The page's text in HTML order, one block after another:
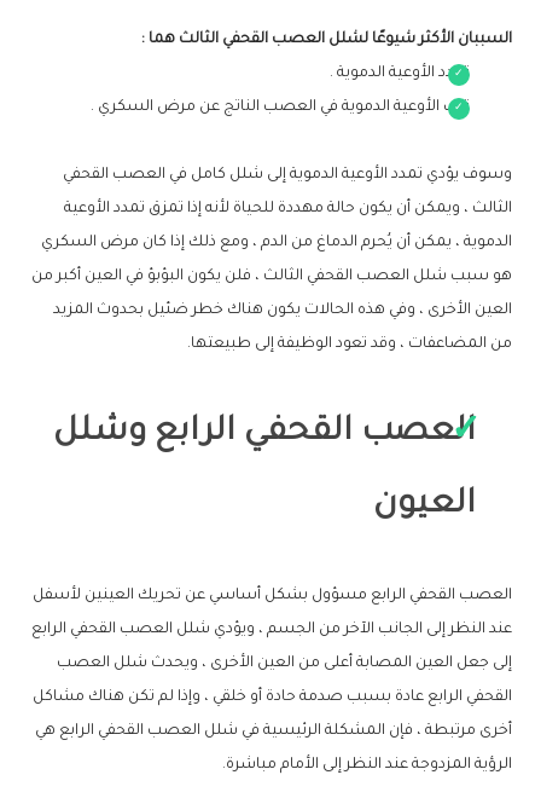
السببان الأكثر شيوعًا لشلل العصب القحفي الثالث هما :
تمدد الأوعية الدموية .
تلف الأوعية الدموية في العصب الناتج عن مرض السكري .
وسوف يؤدي تمدد الأوعية الدموية إلى شلل كامل في العصب القحفي
الثالث ، ويمكن أن يكون حالة مهددة للحياة لأنه إذا تمزق تمدد الأوعية
الدموية ، يمكن أن يُحرم الدماغ من الدم ، ومع ذلك إذا كان مرض السكري
هو سبب شلل العصب القحفي الثالث ، فلن يكون البؤبؤ في العين أكبر من
العين الأخرى ، وفي هذه الحالات يكون هناك خطر ضئيل بحدوث المزيد
من المضاعفات ، وقد تعود الوظيفة إلى طبيعتها.
العصب القحفي الرابع وشلل
العيون
العصب القحفي الرابع مسؤول بشكل أساسي عن تحريك العينين لأسفل
عند النظر إلى الجانب الآخر من الجسم ، ويؤدي شلل العصب القحفي الرابع
إلى جعل العين المصابة أعلى من العين الأخرى ، ويحدث شلل العصب
القحفي الرابع عادة بسبب صدمة حادة أو خلقي ، وإذا لم تكن هناك مشاكل
أخرى مرتبطة ، فإن المشكلة الرئيسية في شلل العصب القحفي الرابع هي
الرؤية المزدوجة عند النظر إلى الأمام مباشرة.